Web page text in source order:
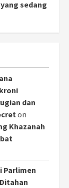
sedang
dan
on
Khazanah
Parlimen